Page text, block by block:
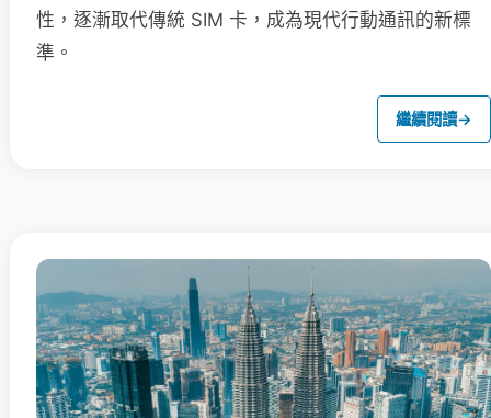
性，逐漸取代傳統 SIM 卡，成為現代行動通訊的新標
準。
繼續閱讀→